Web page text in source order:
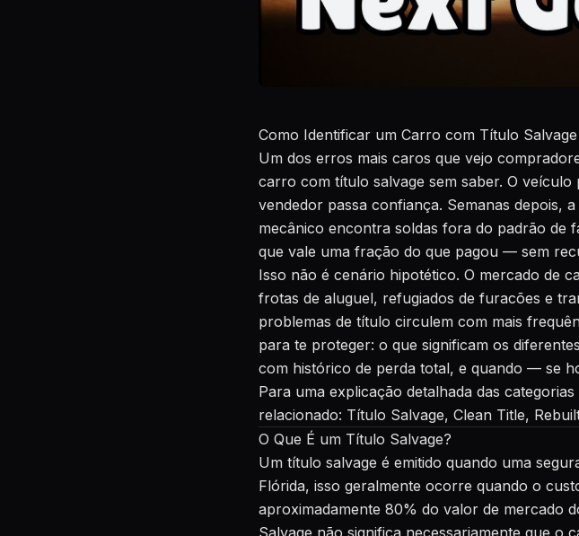
Como Identificar um Carro com Título
Um dos erros mais caros que vejo
carro com título salvage sem saber. O
vendedor passa confiança. Semanas depois,
mecânico encontra soldas fora do padrão
que vale uma fração do que pagou — sem
Isso não é cenário hipotético. O mercado de
frotas de aluguel, refugiados de furacões e
problemas de título circulem com mais
para te proteger: o que significam os
com histórico de perda total, e quando — se
Para uma explicação detalhada das
relacionado: Título Salvage, Clean Title,
O Que É um Título Salvage?
Um título salvage é emitido quando uma
Flórida, isso geralmente ocorre quando o
aproximadamente 80% do valor de mercado
Salvage não significa necessariamente que o